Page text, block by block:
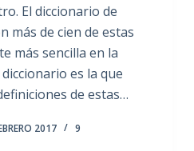
El diccionario de
más de cien de estas
más sencilla en la
es la que
de estas…
2017
9